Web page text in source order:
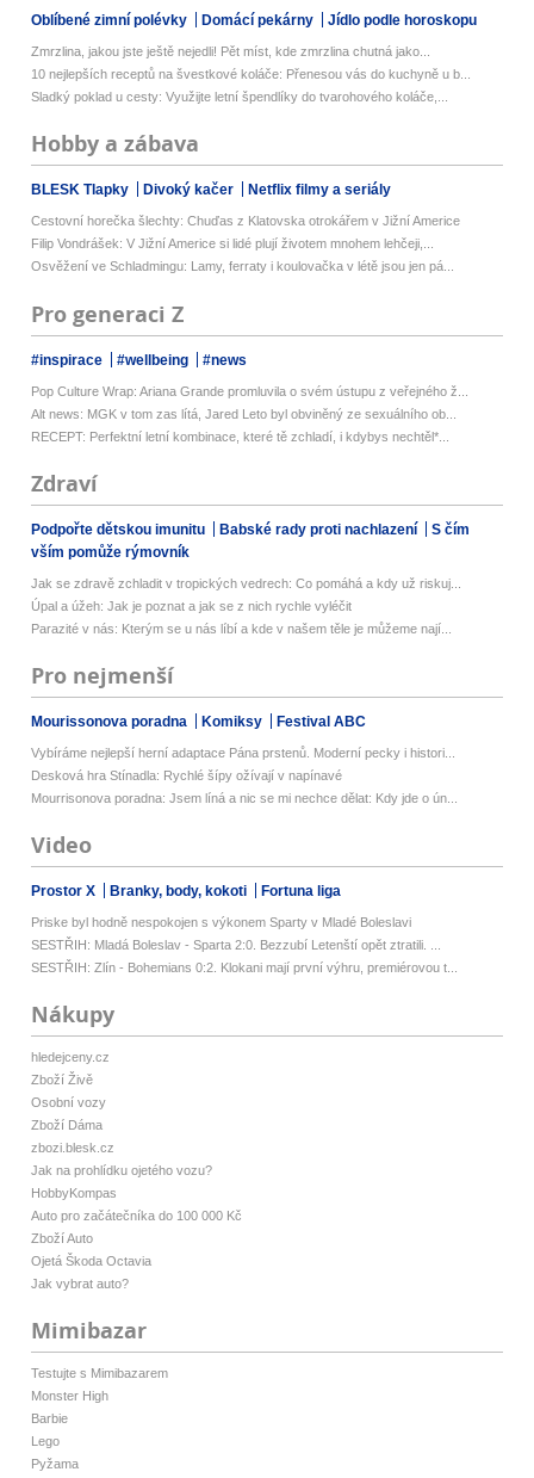
Oblíbené zimní polévky Domácí pekárny Jídlo podle horoskopu
Zmrzlina, jakou jste ještě nejedli! Pět míst, kde zmrzlina chutná jako...
10 nejlepších receptů na švestkové koláče: Přenesou vás do kuchyně u b...
Sladký poklad u cesty: Využijte letní špendlíky do tvarohového koláče,...
Hobby a zábava
BLESK Tlapky Divoký kačer Netflix filmy a seriály
Cestovní horečka šlechty: Chuďas z Klatovska otrokářem v Jižní Americe
Filip Vondrášek: V Jižní Americe si lidé plují životem mnohem lehčeji,...
Osvěžení ve Schladmingu: Lamy, ferraty i koulovačka v létě jsou jen pá...
Pro generaci Z
#inspirace #wellbeing #news
Pop Culture Wrap: Ariana Grande promluvila o svém ústupu z veřejného ž...
Alt news: MGK v tom zas lítá, Jared Leto byl obviněný ze sexuálního ob...
RECEPT: Perfektní letní kombinace, které tě zchladí, i kdybys nechtěl*...
Zdraví
Podpořte dětskou imunitu Babské rady proti nachlazení
S čím
vším pomůže rýmovník
Jak se zdravě zchladit v tropických vedrech: Co pomáhá a kdy už riskuj...
Úpal a úžeh: Jak je poznat a jak se z nich rychle vyléčit
Parazité v nás: Kterým se u nás líbí a kde v našem těle je můžeme nají...
Pro nejmenší
Mourissonova poradna Komiksy Festival ABC
Vybíráme nejlepší herní adaptace Pána prstenů. Moderní pecky i histori...
Desková hra Stínadla: Rychlé šípy ožívají v napínavé
Mourrisonova poradna: Jsem líná a nic se mi nechce dělat: Kdy jde o ún...
Video
Prostor X Branky, body, kokoti Fortuna liga
Priske byl hodně nespokojen s výkonem Sparty v Mladé Boleslavi
SESTŘIH: Mladá Boleslav - Sparta 2:0. Bezzubí Letenští opět ztratili. ...
SESTŘIH: Zlín - Bohemians 0:2. Klokani mají první výhru, premiérovou t...
Nákupy
hledejceny.cz
Zboží Živě
Osobní vozy
Zboží Dáma
zbozi.blesk.cz
Jak na prohlídku ojetého vozu?
HobbyKompas
Auto pro začátečníka do 100 000 Kč
Zboží Auto
Ojetá Škoda Octavia
Jak vybrat auto?
Mimibazar
Testujte s Mimibazarem
Monster High
Barbie
Lego
Pyžama